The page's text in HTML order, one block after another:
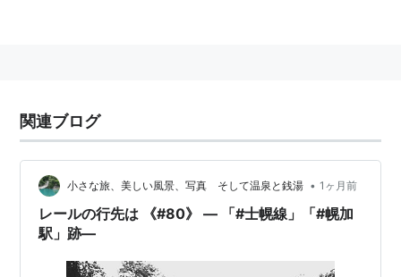
関連ブログ
小さな旅、美しい風景、写真 そして温泉と銭湯 • 1ヶ月前
レールの行先は 《#80》 ― 「#士幌線」「#幌加
駅」跡―